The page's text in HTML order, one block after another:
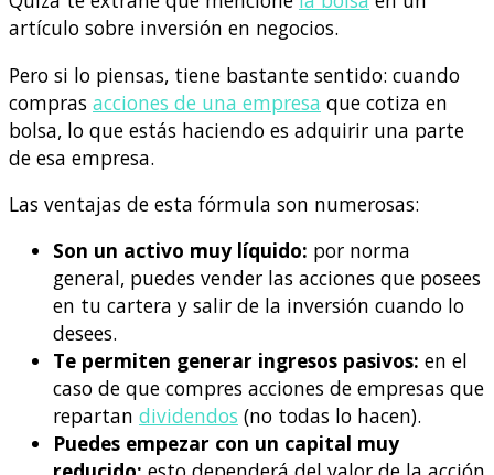
artículo sobre inversión en negocios.
Pero si lo piensas, tiene bastante sentido: cuando
compras acciones de una empresa que cotiza en
bolsa, lo que estás haciendo es adquirir una parte
de esa empresa.
Las ventajas de esta fórmula son numerosas:
Son un activo muy líquido: por norma
general, puedes vender las acciones que posees
en tu cartera y salir de la inversión cuando lo
desees.
Te permiten generar ingresos pasivos: en el
caso de que compres acciones de empresas que
repartan dividendos (no todas lo hacen).
Puedes empezar con un capital muy